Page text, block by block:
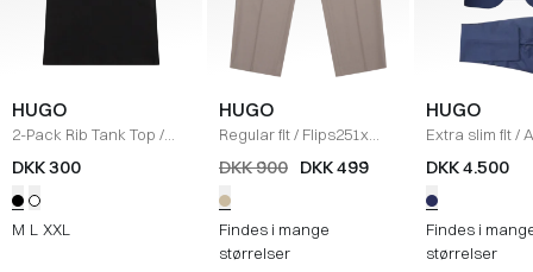
HUGO
2-Pack Rib Tank Top /
SORT
DKK 300
M L XXL
HUGO
Regular fit/ Flips251x
Bukser / SAND
DKK 900 DKK 499
Findes i mange
størrelser
HUGO
Extra slim fit/
Habit / NAVY
DKK 4.500
Findes i
størrelser